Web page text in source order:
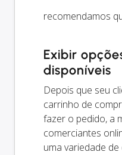
recomendamos
Exibir
disponíveis
Depois que seu
carrinho de
fazer o pedido, a
comerciantes
uma variedade